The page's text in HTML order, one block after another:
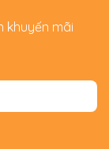
khuyến mãi